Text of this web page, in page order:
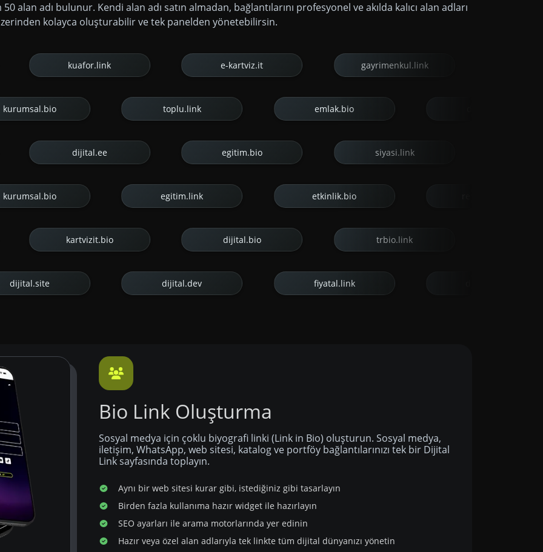
alan adı bulunur. Kendi alan adı satın almadan, bağlantılarını profesyonel ve akılda kalıcı alan adları
kolayca oluşturabilir ve tek panelden yönetebilirsin.
kuafor.link e-kartviz.it gayrimenkul.link
emlak.bio
toplu.link
kurumsal.bio
egitim.bio siyasi.link
etkinlik.bio
egitim.link
kurumsal.bio
kartvizit.bio dijital.bio trbio.link
fiyatal.link
dijital.dev
dijital.site
Bio Link Oluşturma
Sosyal medya için çoklu biyografi linki (Link in Bio) oluşturun. Sosyal medya,
iletişim, WhatsApp, web sitesi, katalog ve portföy bağlantılarınızı tek bir Dijital
Link sayfasında toplayın.
Aynı bir web sitesi kurar gibi, istediğiniz gibi tasarlayın
Birden fazla kullanıma hazır widget ile hazırlayın
SEO ayarları ile arama motorlarında yer edinin
Hazır veya özel alan adlarıyla tek linkte tüm dijital dünyanızı yönetin